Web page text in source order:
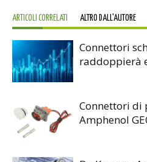
ARTICOLI CORRELATI ALTRO DALL'AUTORE
Connettori
raddoppierà
Connettori di
Amphenol